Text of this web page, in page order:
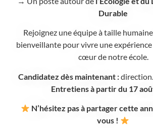
sentir comme à la maison. Ici, pas
enfant dort selon ses besoins.
Parce qu’une bonne alimentation
permettent aux enfants de se
s’épanouir et de travailler avec
faisons de ces deux piliers du
priorité de tous les jours.
Durable
Rejoignez une équipe à taille
bienveillante pour vivre une
cœur de notre école.
Candidatez dès maintenant :
Entretiens à partir du 17
N’hésitez pas à partager cette
vous !